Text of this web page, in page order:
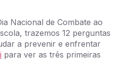
Nacional de Combate ao
trazemos 12 perguntas
a prevenir e enfrentar
para ver as três primeiras